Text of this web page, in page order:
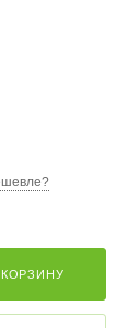
КОРЗИНУ